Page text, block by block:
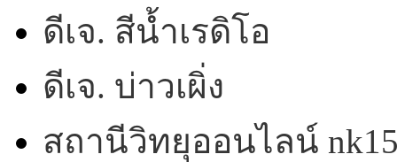
ดีเจ. สีน้ำเรดิโอ
ดีเจ. บ่าวเผิ่ง
สถานีวิทยุออนไลน์